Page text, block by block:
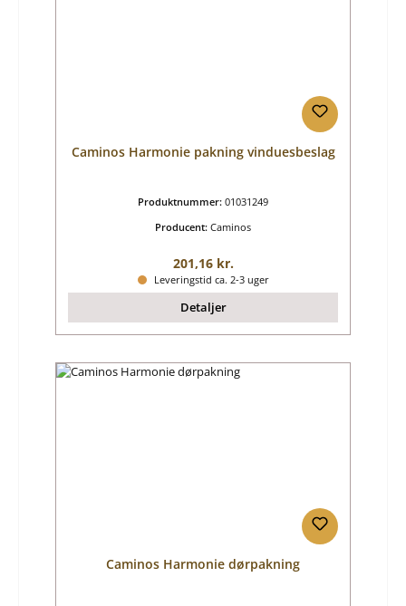
Caminos Harmonie pakning vinduesbeslag
Produktnummer: 01031249
Producent: Caminos
Almindelig pris:
201,16 kr.
Leveringstid ca. 2-3 uger
Detaljer
Caminos Harmonie dørpakning